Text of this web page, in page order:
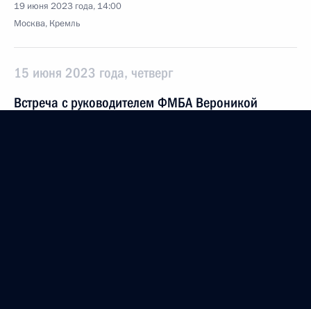
19 июня 2023 года, 14:00
Москва, Кремль
15 июня 2023 года, четверг
Встреча с руководителем ФМБА Вероникой